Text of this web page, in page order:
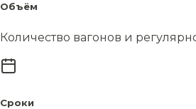
Объём
Количество вагонов и
Сроки